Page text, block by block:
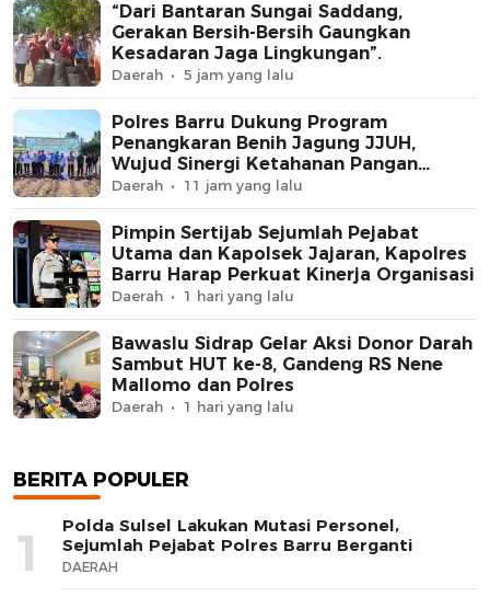
“Dari Bantaran Sungai Saddang,
Gerakan Bersih-Bersih Gaungkan
Kesadaran Jaga Lingkungan”.
Daerah 5 jam yang lalu
Polres Barru Dukung Program
Penangkaran Benih Jagung JJUH,
Wujud Sinergi Ketahanan Pangan
Nasional
Daerah 11 jam yang lalu
Pimpin Sertijab Sejumlah Pejabat
Utama dan Kapolsek Jajaran, Kapolres
Barru Harap Perkuat Kinerja Organisasi
Daerah 1 hari yang lalu
Bawaslu Sidrap Gelar Aksi Donor Darah
Sambut HUT ke-8, Gandeng RS Nene
Mallomo dan Polres
Daerah 1 hari yang lalu
BERITA POPULER
1
Polda Sulsel Lakukan Mutasi Personel,
Sejumlah Pejabat Polres Barru Berganti
DAERAH